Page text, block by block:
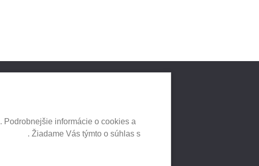
Podrobnejšie informácie o cookies a
. Žiadame Vás týmto o súhlas s